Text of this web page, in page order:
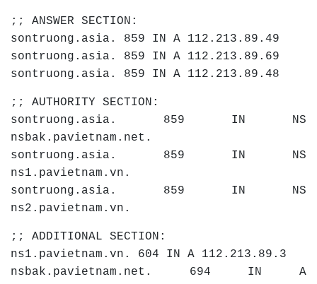
;; ANSWER SECTION:
sontruong.asia. 859 IN A 112.213.89.49
sontruong.asia. 859 IN A 112.213.89.69
sontruong.asia. 859 IN A 112.213.89.48
;; AUTHORITY SECTION:
sontruong.asia. 859 IN NS
nsbak.pavietnam.net.
sontruong.asia. 859 IN NS
ns1.pavietnam.vn.
sontruong.asia. 859 IN NS
ns2.pavietnam.vn.
;; ADDITIONAL SECTION:
ns1.pavietnam.vn. 604 IN A 112.213.89.3
nsbak.pavietnam.net. 694 IN A